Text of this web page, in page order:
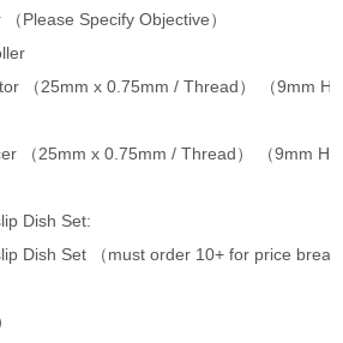
Please Specify Objective）
（25mm x 0.75mm / Thread） （9mm H
（25mm x 0.75mm / Thread） （9mm H
Dish Set:
Dish Set （must order 10+ for price brea